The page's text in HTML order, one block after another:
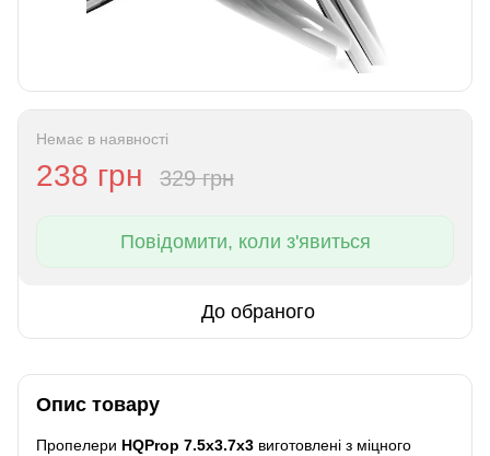
Немає в наявності
238 грн 329 грн
Повідомити, коли з'явиться
До обраного
Опис товару
Пропелери HQProp 7.5x3.7x3 виготовлені з міцного